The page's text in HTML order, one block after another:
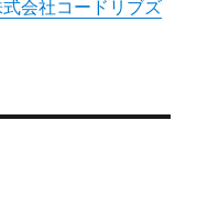
式会社コードリブズ